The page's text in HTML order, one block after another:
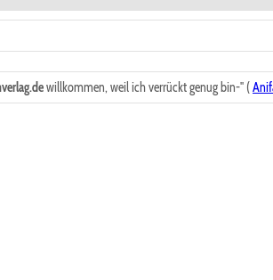
willkommen, weil ich verrückt genug bin-" (